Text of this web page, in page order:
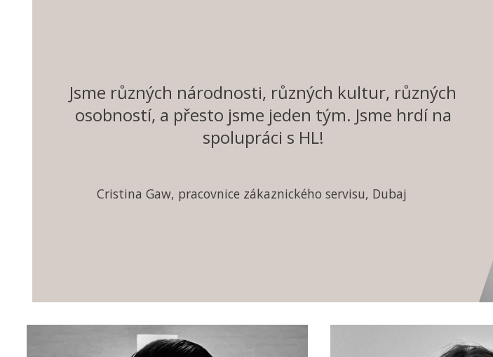
Jsme různých národnosti, různých kultur, různých
osobností, a přesto jsme jeden tým. Jsme hrdí na
spolupráci s HL!
Cristina Gaw, pracovnice zákaznického servisu, Dubaj